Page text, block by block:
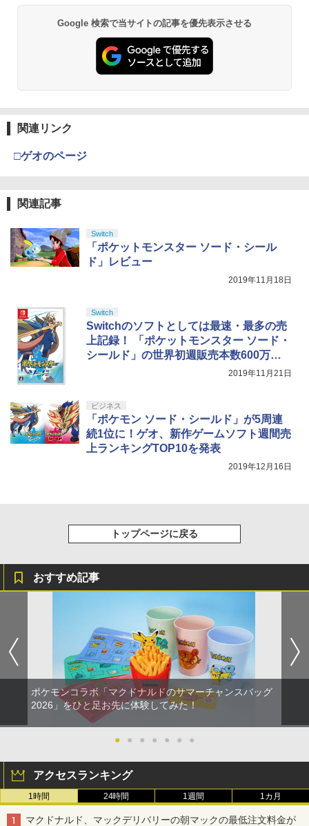
PS4 NS pro Aoi 凸型 FPS 無段階高さ調
節profreak バージョン3 PS4 PS5 ninte
ndo switch プロコン対応【定形外郵便
のみ送料無料】Playstation 5 特許取得
済み 日本製 しまリス堂
3
5
【特典】真・三國無双2 with 猛将伝 Re
スタイル」DLC)
￥6,358
【特典付】【Blu-ray】【新品】 劇場版
「鬼滅の刃」無限城編 第一章 猗窩座再
4
5
「劇場版 あの日見た花の名前を僕達はま
だ知らない。」4K Ultra HD Blu-ray(通
常版)【4K ULTRA HD】 [ 超平和バスタ
￥6,658
スプラトゥーン レイダース -Switch2
4
￥9,000
￥5,000
Beast of Reincarnation -PS5 【特典】
プロダクトコード 封入
￥7,286
4
￥10,737
￥10,737
【純正品】Xbox ワイヤレス コントロー
ラー (ロボット ホワイト)
￥7,681
【純正品】Xbox ワイヤレス コントロー
【国内正規品】Thrustmaster スラスト
￥14,141
￥10,780
劇場版「鬼滅の刃」無限城編 第一章 猗
窩座再来 通常版 [Blu-ray]
4
劇場版「鬼滅の刃」無限城編 第一章 猗
5
【Amazon.co.jp限定】劇場版モノノ怪
第三章 蛇神 (オリジナル特典:オリジナル
巾着＋メーカー特典:【坤と離】二振りの
しイラストボード付) [DVD]
￥8,800
Google 検索で当サイトの記事を優先表示させる
関連リンク
□ゲオのページ
関連記事
Switch
「ポケットモンスター ソード・シール
ド」レビュー
2019年11月18日
Switch
Switchのソフトとしては最速・最多の売
上記録！ 「ポケットモンスター ソード・
シールド」の世界初週販売本数600万本
2019年11月21日
ビジネス
「ポケモン ソード・シールド」が5周連
続1位に！ゲオ、新作ゲームソフト週間売
上ランキングTOP10を発表
2019年12月16日
トップページに戻る
おすすめ記事
ポケモンコラボ「マクドナルドのサマーチャンスバッグ
2026」をひと足お先に体験してみた！
● ● ● ● ● ● ●
アクセスランキング
1時間 24時間 1週間 1カ月
マクドナルド、マックデリバリーの朝マックの最低注文料金が